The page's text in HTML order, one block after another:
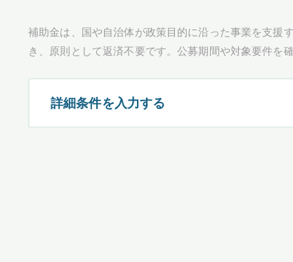
補助金は、国や自治体が政策目的に沿った事業を支援
き、原則として返済不要です。公募期間や対象要件を
詳細条件を入力する